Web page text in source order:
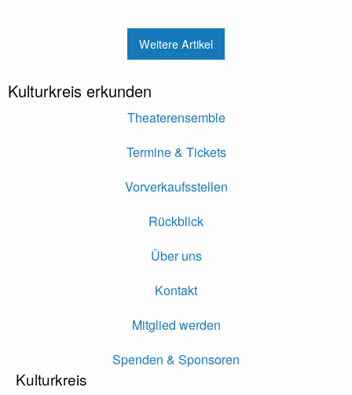
Weitere Artikel
Kulturkreis erkunden
Theaterensemble
Termine & Tickets
Vorverkaufsstellen
Rückblick
Über uns
Kontakt
Mitglied werden
Spenden & Sponsoren
Kulturkreis